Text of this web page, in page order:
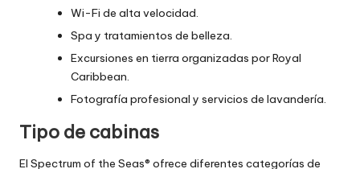
Wi-Fi de alta velocidad.
Spa y tratamientos de belleza.
Excursiones en tierra organizadas por Royal
Caribbean.
Fotografía profesional y servicios de lavandería.
Tipo de cabinas
El Spectrum of the Seas® ofrece diferentes categorías de